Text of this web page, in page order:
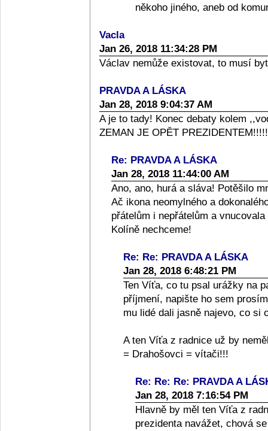
někoho jiného, aneb od
Vacla
Jan 26, 2018 11:34:28 PM
Václav nemůže existovat, to musí
PRAVDA A LÁSKA
Jan 28, 2018 9:04:37 AM
A je to tady! Konec debaty kolem
ZEMAN JE OPĚT
Re: PRAVDA A LÁSKA
Jan 28, 2018 11:44:00 AM
Ano, ano, hurá a sláva! Potěšilo
Ač ikona neomylného a
přátelům i nepřátelům a
Kolíně nechceme!
Re: Re: PRAVDA A LÁSKA
Jan 28, 2018 6:48:21 PM
Ten Víťa, co tu psal urážky na
příjmení, napište ho sem
mu lidé dali jasně najevo, co si
A ten Víťa z radnice už by
= Drahošovci = vítači!!!
Re: Re: Re: PRAVDA A
Jan 28, 2018 7:16:54 PM
Hlavně by měl ten Víťa z
prezidenta navážet, chová